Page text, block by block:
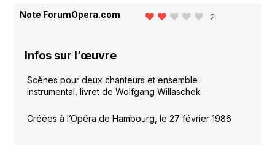
Note ForumOpera.com 2
Infos sur l’œuvre
Scènes pour deux chanteurs et ensemble
instrumental, livret de Wolfgang Willaschek
Créées à l’Opéra de Hambourg, le 27 février 1986